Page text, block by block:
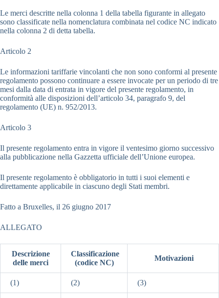
Le merci descritte nella colonna 1 della tabella figurante in allegato
sono classificate nella nomenclatura combinata nel codice NC indicato
nella colonna 2 di detta tabella.
Articolo 2
Le informazioni tariffarie vincolanti che non sono conformi al presente
regolamento possono continuare a essere invocate per un periodo di tre
mesi dalla data di entrata in vigore del presente regolamento, in
conformità alle disposizioni dell’articolo 34, paragrafo 9, del
regolamento (UE) n. 952/2013.
Articolo 3
Il presente regolamento entra in vigore il ventesimo giorno successivo
alla pubblicazione nella Gazzetta ufficiale dell’Unione europea.
Il presente regolamento è obbligatorio in tutti i suoi elementi e
direttamente applicabile in ciascuno degli Stati membri.
Fatto a Bruxelles, il 26 giugno 2017
ALLEGATO
Descrizione
delle merci
Classificazione
(codice NC)
Motivazioni
(1) (2) (3)